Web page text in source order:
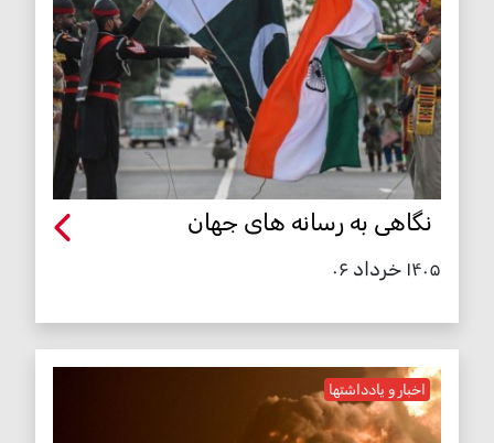
نگاهی به رسانه های جهان
۱۴۰۵ خرداد ۰۶
اخبار و یادداشتها